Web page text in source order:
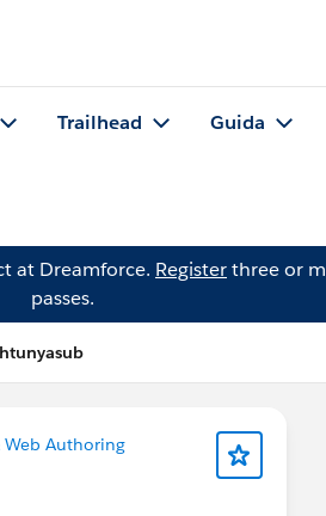
Trailhead Guida
at Dreamforce. Registerthree or
passes.
Web Authoring